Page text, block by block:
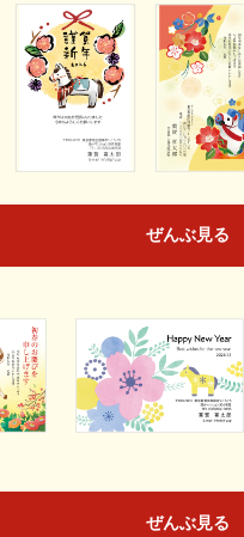
ぜんぶ見る
ぜんぶ見る